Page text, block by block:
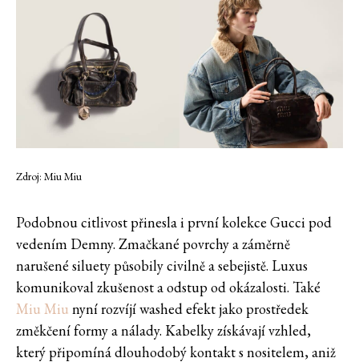
Zdroj: Miu Miu
Podobnou citlivost přinesla i první kolekce Gucci pod
vedením Demny. Zmačkané povrchy a záměrně
narušené siluety působily civilně a sebejistě. Luxus
komunikoval zkušenost a odstup od okázalosti. Také
Miu Miu nyní rozvíjí washed efekt jako prostředek
změkčení formy a nálady. Kabelky získávají vzhled,
který připomíná dlouhodobý kontakt s nositelem, aniž